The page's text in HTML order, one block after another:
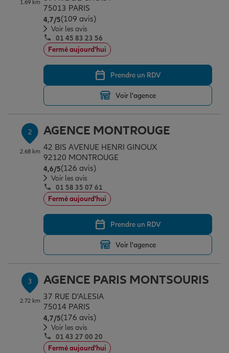
Assurance emprunteur
Prévoyance et dépendance
Assurance animal de compagnie
Protection de la famille
Protection juridique
Épargne & retraite
Plan épargne retraite
Assurance vie
Placements financiers
Investissements immobiliers
Transmission
Vos projets
Partir en vacances
Déménager
Changer de voiture
Départ à la retraite
Conseil assurance
Outre-mer
Assurance auto
Assurance habitation
Garantie des accidents de la vie
Assurance scolaire
Protection juridique
Professionnels
Allianz en France
1.69 km
75013 PARIS
4,7/5Note de 4.7 sur 5
(109 avis)
Voir les avis
01 45 83 23 56
Fermé aujourd'hui
Prendre un RDV
Voir l'agence
2
2.68 km
AGENCE MONTROUGE
42 BIS AVENUE HENRI GINOUX
92120 MONTROUGE
4,6/5Note de 4.6 sur 5
(126 avis)
Voir les avis
01 58 35 07 61
Fermé aujourd'hui
Prendre un RDV
Voir l'agence
3
2.72 km
AGENCE PARIS MONTSOURIS
37 RUE D'ALESIA
75014 PARIS
4,7/5Note de 4.7 sur 5
(176 avis)
Voir les avis
01 43 27 00 20
Fermé aujourd'hui